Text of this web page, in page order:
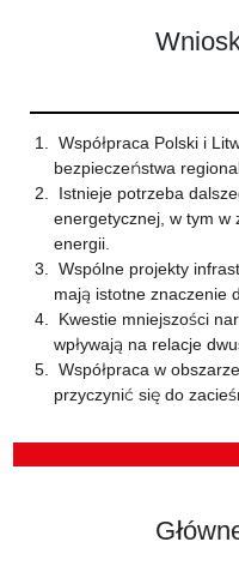
Współpraca Polski i
bezpieczeństwa
Istnieje potrzeba
energetycznej, w tym w
energii.
Wspólne projekty
mają istotne znaczenie
Kwestie mniejszości
wpływają na relacje
Współpraca w
przyczynić się do